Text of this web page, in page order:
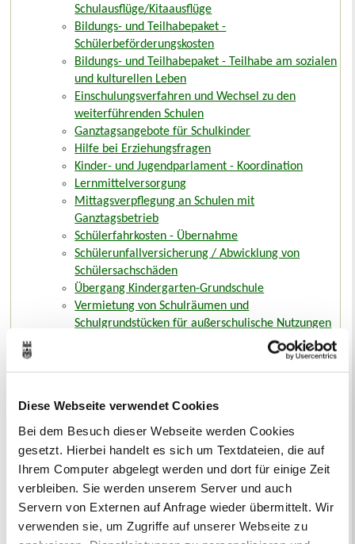
Diese Webseite verwendet Cookies
Bei dem Besuch dieser Webseite werden Cookies
gesetzt. Hierbei handelt es sich um Textdateien, die auf
Ihrem Computer abgelegt werden und dort für einige Zeit
verbleiben. Sie werden unserem Server und auch
Servern von Externen auf Anfrage wieder übermittelt. Wir
verwenden sie, um Zugriffe auf unserer Webseite zu
Schulausflüge/Kitaausflüge
Bildungs- und Teilhabepaket -
Schülerbeförderungskosten
Bildungs- und Teilhabepaket - Teilhabe am sozialen
und kulturellen Leben
Einschulungsverfahren und Wechsel zu den
weiterführenden Schulen
Ganztagsangebote für Schulkinder
Hilfe bei Erziehungsfragen
Kinder- und Jugendparlament - Koordination
Lernmittelversorgung
Mittagsverpflegung an Schulen mit
Ganztagsbetrieb
Schülerfahrkosten - Übernahme
Schülerunfallversicherung / Abwicklung von
Schülersachschäden
Übergang Kindergarten-Grundschule
Vermietung von Schulräumen und
Schulgrundstücken für außerschulische Nutzungen
Tourismus und Stadtmarketing
Unternehmen
Wohnen
Sie suchen...
B E F H K Ö
P
W